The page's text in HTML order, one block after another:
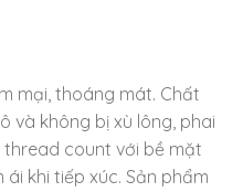
mại, thoáng mát. Chất
và không bị xù lông, phai
count với bề mặt
khi tiếp xúc. Sản phẩm